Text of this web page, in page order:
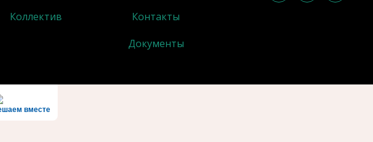
Коллектив
Контакты
Документы
вместе